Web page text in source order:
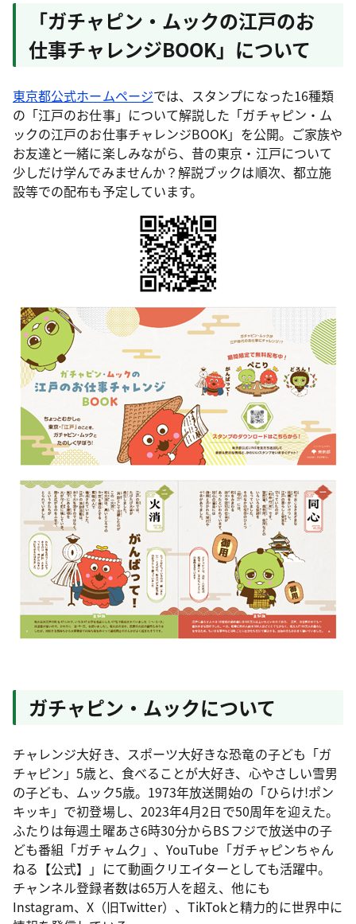
「ガチャピン・ムックの江戸のお
仕事チャレンジBOOK」について
東京都公式ホームページでは、スタンプになった16種類
の「江戸のお仕事」について解説した「ガチャピン・ム
ックの江戸のお仕事チャレンジBOOK」を公開。ご家族や
お友達と一緒に楽しみながら、昔の東京・江戸について
少しだけ学んでみませんか？解説ブックは順次、都立施
設等での配布も予定しています。
ガチャピン・ムックについて
チャレンジ大好き、スポーツ大好きな恐竜の子ども「ガ
チャピン」5歳と、食べることが大好き、心やさしい雪男
の子ども、ムック5歳。1973年放送開始の「ひらけ!ポン
キッキ」で初登場し、2023年4月2日で50周年を迎えた。
ふたりは毎週土曜あさ6時30分からBSフジで放送中の子
ども番組「ガチャムク」、YouTube「ガチャピンちゃん
ねる【公式】」にて動画クリエイターとしても活躍中。
チャンネル登録者数は65万人を超え、他にも
Instagram、X（旧Twitter）、TikTokと精力的に世界中に